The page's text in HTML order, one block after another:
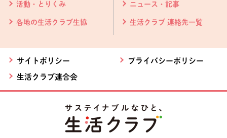
活動・とりくみ ニュース・記事
各地の生活クラブ生協 生活クラブ 連絡先一覧
サイトポリシー プライバシーポリシー
生活クラブ連合会